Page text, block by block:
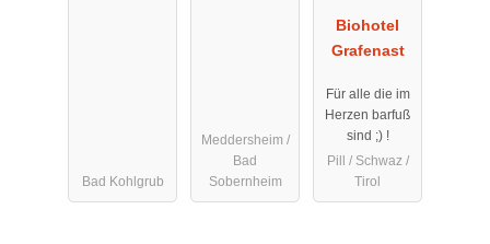
Bad Kohlgrub
Meddersheim /
Bad
Sobernheim
Biohotel
Grafenast
Für alle die im
Herzen barfuß
sind ;) !
Pill / Schwaz /
Tirol